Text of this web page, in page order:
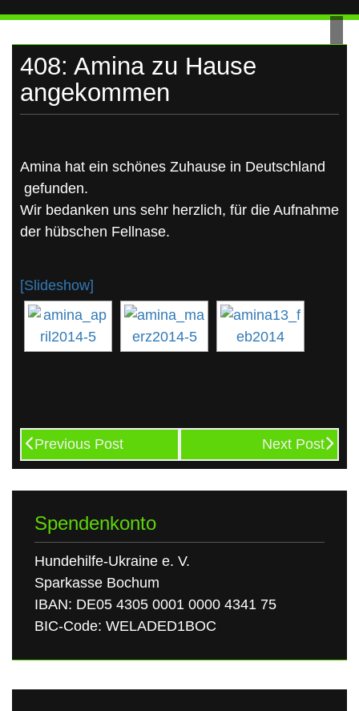
408: Amina zu Hause
angekommen
Amina hat ein schönes Zuhause in Deutschland
gefunden.
Wir bedanken uns sehr herzlich, für die Aufnahme
der hübschen Fellnase.
[Slideshow]
Previous Post Next Post
Spendenkonto
Hundehilfe-Ukraine e. V.
Sparkasse Bochum
IBAN: DE05 4305 0001 0000 4341 75
BIC-Code: WELADED1BOC